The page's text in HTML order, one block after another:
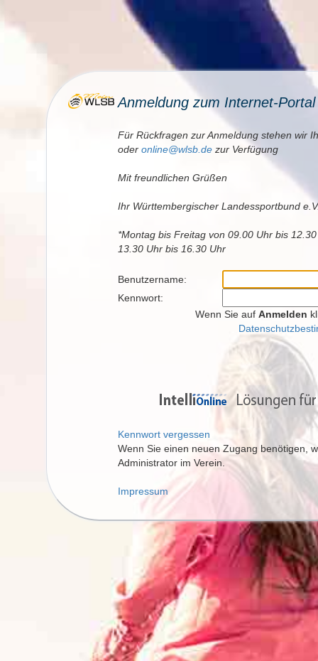
Anmeldung zum Internet-
Für Rückfragen zur Anmeldung stehen wir
oder online@wlsb.de zur Verfügung
Mit freundlichen Grüßen
Ihr Württembergischer Landessportbund
*Montag bis Freitag von 09.00 Uhr bis
13.30 Uhr bis 16.30 Uhr
Benutzername:
Kennwort:
Wenn Sie auf Anmelden
Kennwort vergessen
Wenn Sie einen neuen Zugang benötigen,
Administrator im Verein.
Impressum